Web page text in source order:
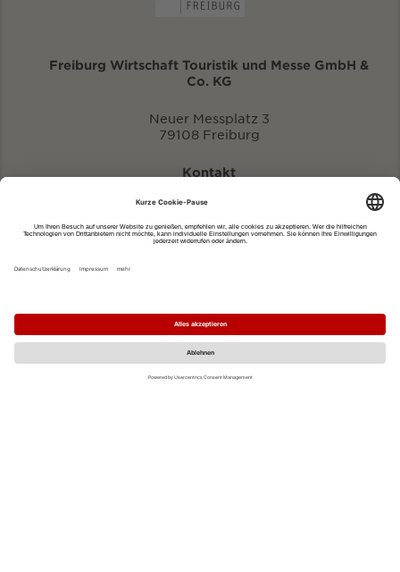
Freiburg Wirtschaft Touristik und Messe GmbH &
Co. KG
Neuer Messplatz 3
79108 Freiburg
Kontakt
eventportal@fwtm.de
Impressum